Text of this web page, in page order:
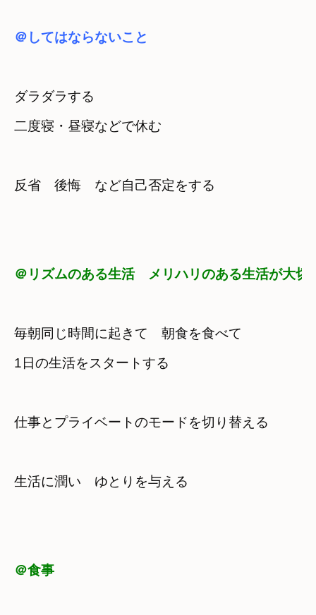
＠してはならないこと
ダラダラする
二度寝・昼寝などで休む
反省　後悔　など自己否定をする
＠リズムのある生活　メリハリのある生活が大切
毎朝同じ時間に起きて　朝食を食べて
1日の生活をスタートする
仕事とプライベートのモードを切り替える
生活に潤い　ゆとりを与える
＠食事